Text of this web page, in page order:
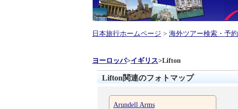
日本旅行ホームページ > 海外ツアー検索・予約
ヨーロッパ>イギリス>Lifton
Lifton関連のフォトマップ
Arundell Arms